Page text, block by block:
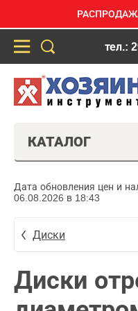
тел.:
КАТАЛОГ
Дата обновления цен и
06.08.2026 в 18:43
Диски
Диски